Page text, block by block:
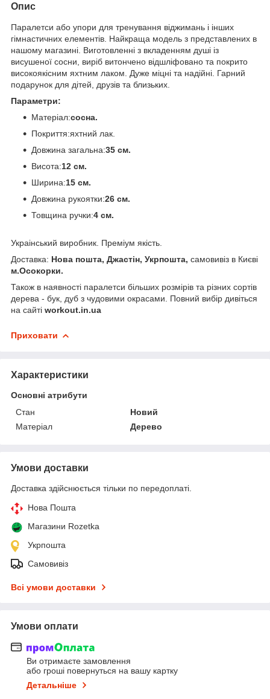
Опис
Паралетси або упори для тренування віджимань і інших
гімнастичних елементів. Найкраща модель з представлених в
нашому магазині. Виготовленні з вкладенням душі із
висушеної сосни, виріб витончено відшліфовано та покрито
високоякісним яхтним лаком. Дуже міцні та надійні. Гарний
подарунок для дітей, друзів та близьких.
Параметри:
Матеріал:сосна.
Покриття:яхтний лак.
Довжина загальна:35 см.
Висота:12 см.
Ширина:15 см.
Довжина рукоятки:26 см.
Товщина ручки:4 см.
Украінський виробник. Преміум якість.
Доставка: Нова пошта, Джастін, Укрпошта, самовивіз в Києві
м.Осокорки.
Також в наявності паралетси більших розмірів та різних сортів
дерева - бук, дуб з чудовими окрасами. Повний вибір дивіться
на сайті workout.in.ua
Приховати
Характеристики
Основні атрибути
Стан
Новий
Матеріал
Дерево
Умови доставки
Доставка здійснюється тільки по передоплаті.
Нова Пошта
Магазини Rozetka
Укрпошта
Самовивіз
Всі умови доставки
Умови оплати
Ви отримаєте замовлення
або гроші повернуться на вашу картку
Детальніше